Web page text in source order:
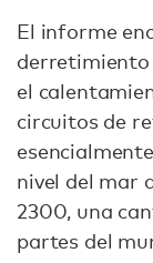
El informe
derretimiento
el
circuitos de
nivel del mar
2300, una
partes del